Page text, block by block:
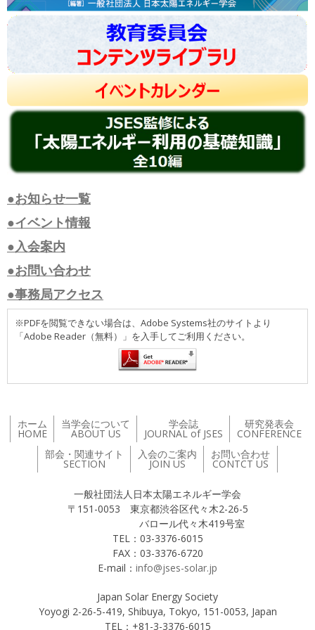
●お知らせ一覧
●イベント情報
●入会案内
●お問い合わせ
●事務局アクセス
※PDFを閲覧できない場合は、Adobe Systems社のサイトより
「Adobe Reader（無料）」を入手してご利用ください。
ホーム
HOME
当学会について
ABOUT US
学会誌
JOURNAL of JSES
研究発表会
CONFERENCE
部会・関連サイト
SECTION
入会のご案内
JOIN US
お問い合わせ
CONTCT US
一般社団法人日本太陽エネルギー学会
〒151-0053 東京都渋谷区代々木2-26-5
バロール代々木419号室
TEL：03-3376-6015
FAX：03-3376-6720
E-mail： info@jses-solar.jp
Japan Solar Energy Society
Yoyogi 2-26-5-419, Shibuya, Tokyo, 151-0053, Japan
TEL：+81-3-3376-6015